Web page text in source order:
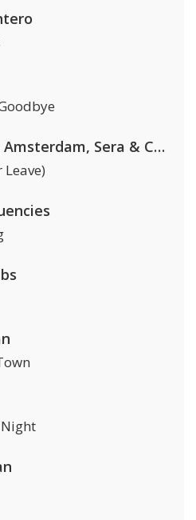
Kris Kross Amsterdam, Sera & Conor Maynard
Leave)